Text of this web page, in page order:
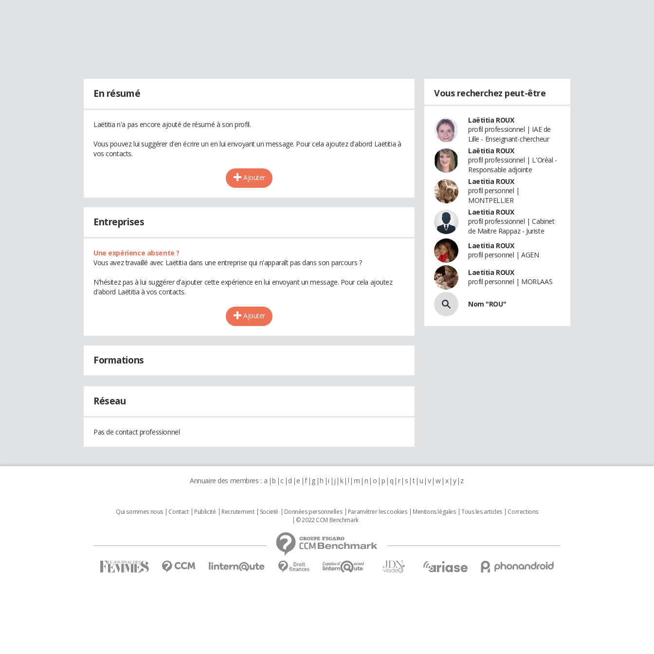
En résumé
Laëtitia n'a pas encore ajouté de résumé à son profil.
Vous pouvez lui suggérer d'en écrire un en lui envoyant un message. Pour cela ajoutez d'abord Laëtitia à
vos contacts.
Ajouter
Entreprises
Une expérience absente ?
Vous avez travaillé avec Laëtitia dans une entreprise qui n'apparaît pas dans son parcours ?
N'hésitez pas à lui suggérer d'ajouter cette expérience en lui envoyant un message. Pour cela ajoutez
d'abord Laëtitia à vos contacts.
Ajouter
Formations
Réseau
Pas de contact professionnel
Vous recherchez peut-être
Laëtitia ROUX
profil professionnel | IAE de
Lille - Enseignant-chercheur
Laëtitia ROUX
profil professionnel | L'Oréal -
Responsable adjointe
Laetitia ROUX
profil personnel |
MONTPELLIER
Laetitia ROUX
profil professionnel | Cabinet
de Maitre Rappaz - Juriste
Laetitia ROUX
profil personnel | AGEN
Laetitia ROUX
profil personnel | MORLAAS
Nom "ROU"
Annuaire des membres : a b c d e f g h i j k l m n o p q r s t u v w x y z
Qui sommes nous Contact Publicité Recrutement Societé Données personnelles Paramétrer les cookies Mentions légales Tous les articles
Corrections
© 2022 CCM Benchmark